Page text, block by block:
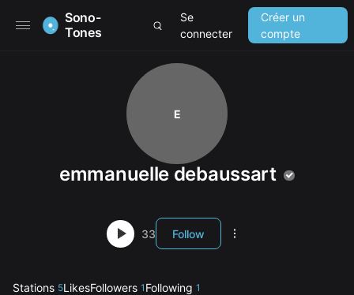
Sono-
Tones
Se
connecter
Créer un
compte
E
emmanuelle debaussart
33 Follow
Stations 5LikesFollowers 1 Following 1